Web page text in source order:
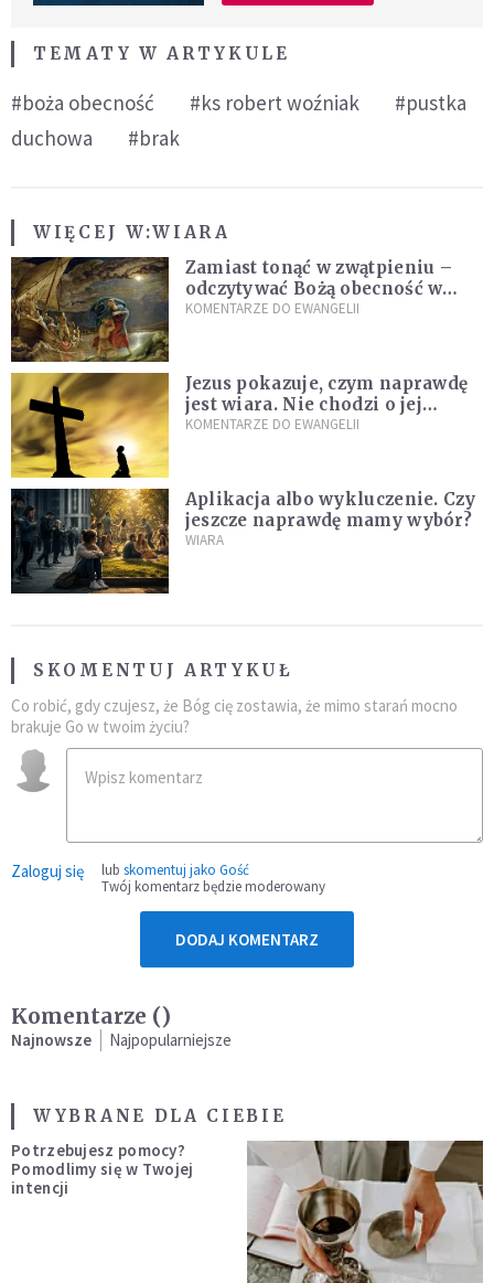
TEMATY W ARTYKULE
#boża obecność #ks robert woźniak
#pustka
duchowa
#brak
WIĘCEJ W:WIARA
Zamiast tonąć w zwątpieniu –
odczytywać Bożą obecność w
burzach codziennego życia
KOMENTARZE DO EWANGELII
Jezus pokazuje, czym naprawdę
jest wiara. Nie chodzi o jej
wielkość
KOMENTARZE DO EWANGELII
Aplikacja albo wykluczenie. Czy
jeszcze naprawdę mamy wybór?
WIARA
SKOMENTUJ ARTYKUŁ
Co robić, gdy czujesz, że Bóg cię zostawia, że mimo starań mocno
brakuje Go w twoim życiu?
Zaloguj się lub skomentuj jako Gość
Twój komentarz będzie moderowany
DODAJ KOMENTARZ
Komentarze ()
Najnowsze Najpopularniejsze
WYBRANE DLA CIEBIE
Potrzebujesz pomocy?
Pomodlimy się w Twojej
intencji